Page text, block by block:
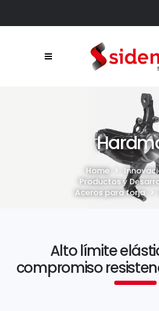
Home >
Productos y
Aceros para forja >
Alto límite
compromiso